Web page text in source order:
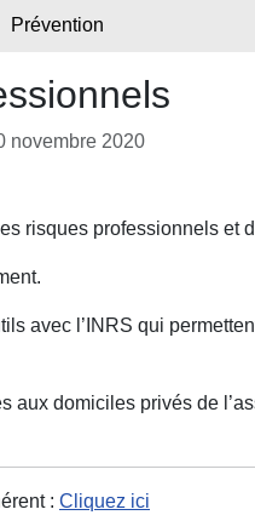
Prévention
novembre 2020
risques professionnels et
avec l’INRS qui
domiciles privés de
: Cliquez ici